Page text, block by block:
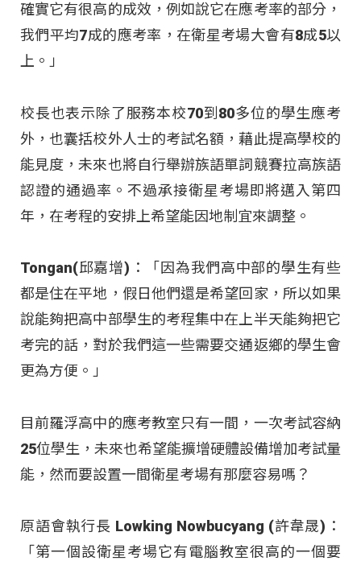
確實它有很高的成效，例如說它在應考率的部分，
我們平均7成的應考率，在衛星考場大會有8成5以
上。」
校長也表示除了服務本校70到80多位的學生應考
外，也囊括校外人士的考試名額，藉此提高學校的
能見度，未來也將自行舉辦族語單詞競賽拉高族語
認證的通過率。不過承接衛星考場即將邁入第四
年，在考程的安排上希望能因地制宜來調整。
Tongan(邱嘉增)：「因為我們高中部的學生有些
都是住在平地，假日他們還是希望回家，所以如果
說能夠把高中部學生的考程集中在上半天能夠把它
考完的話，對於我們這一些需要交通返鄉的學生會
更為方便。」
目前羅浮高中的應考教室只有一間，一次考試容納
25位學生，未來也希望能擴增硬體設備增加考試量
能，然而要設置一間衛星考場有那麼容易嗎？
原語會執行長 Lowking Nowbucyang (許韋晟)：
「第一個設衛星考場它有電腦教室很高的一個要